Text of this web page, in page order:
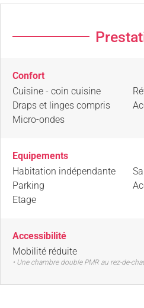
Confort
Cuisine - coin cuisine
Draps et linges compris
Micro-ondes
Equipements
Habitation indépendante
Parking
Etage
Accessibilité
Mobilité réduite
• Une chambre double PMR au rez-de-